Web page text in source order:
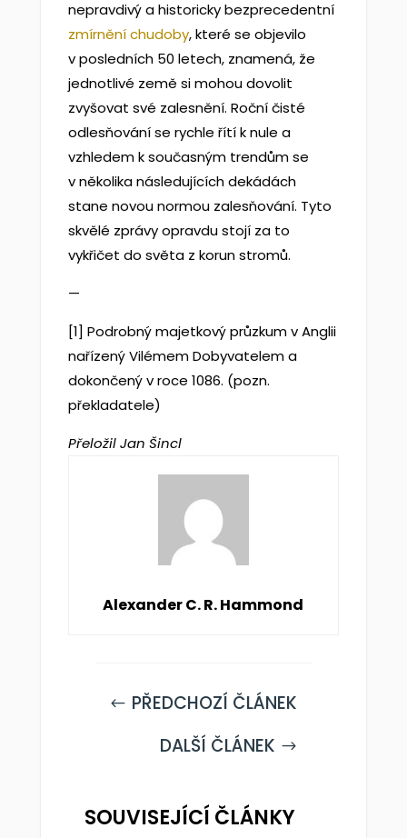
nepravdivý a historicky bezprecedentní
zmírnění chudoby, které se objevilo
v posledních 50 letech, znamená, že
jednotlivé země si mohou dovolit
zvyšovat své zalesnění. Roční čisté
odlesňování se rychle řítí k nule a
vzhledem k současným trendům se
v několika následujících dekádách
stane novou normou zalesňování. Tyto
skvělé zprávy opravdu stojí za to
vykřičet do světa z korun stromů.
—
[1] Podrobný majetkový průzkum v Anglii
nařízený Vilémem Dobyvatelem a
dokončený v roce 1086. (pozn.
překladatele)
Přeložil Jan Šincl
Alexander C. R. Hammond
# PŘEDCHOZÍ ČLÁNEK
DALŠÍ ČLÁNEK $
SOUVISEJÍCÍ ČLÁNKY